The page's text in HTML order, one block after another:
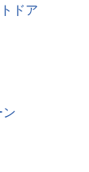
ドア